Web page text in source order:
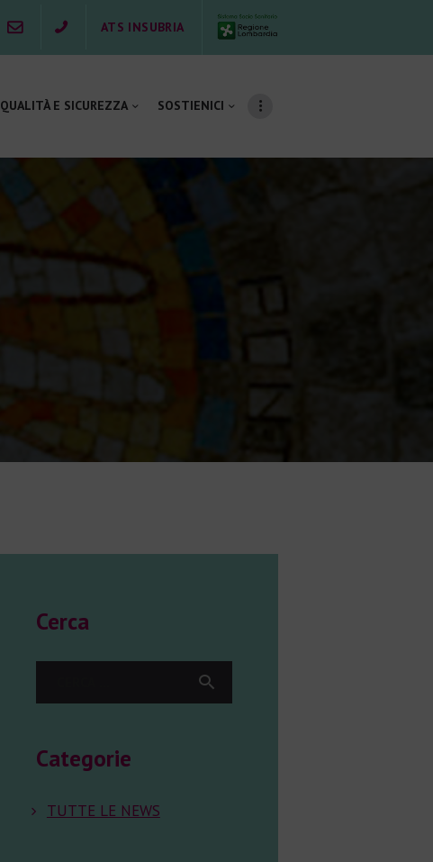
ATS INSUBRIA
QUALITÀ E SICUREZZA SOSTIENICI
Cerca
Categorie
TUTTE LE NEWS